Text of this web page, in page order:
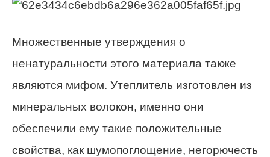
Множественные утверждения о
ненатуральности этого материала также
являются мифом. Утеплитель изготовлен из
минеральных волокон, именно они
обеспечили ему такие положительные
свойства, как шумопоглощение, негорючесть